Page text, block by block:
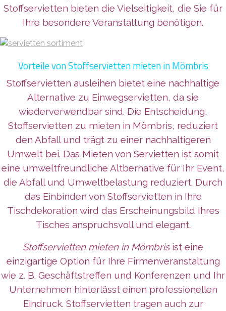
Stoffservietten bieten die Vielseitigkeit, die Sie für
Ihre besondere Veranstaltung benötigen.
Vorteile von Stoffservietten mieten in Mömbris
Stoffservietten ausleihen bietet eine nachhaltige
Alternative zu Einwegservietten, da sie
wiederverwendbar sind. Die Entscheidung,
Stoffservietten zu mieten in Mömbris, reduziert
den Abfall und trägt zu einer nachhaltigeren
Umwelt bei. Das Mieten von Servietten ist somit
eine umweltfreundliche Altbernative für Ihr Event,
die Abfall und Umweltbelastung reduziert. Durch
das Einbinden von Stoffservietten in Ihre
Tischdekoration wird das Erscheinungsbild Ihres
Tisches anspruchsvoll und elegant.
Stoffservietten mieten in Mömbrisist eine
einzigartige Option für Ihre Firmenveranstaltung
wie z. B. Geschäftstreffen und Konferenzen und Ihr
Unternehmen hinterlässt einen professionellen
Eindruck. Stoffservietten tragen auch zur